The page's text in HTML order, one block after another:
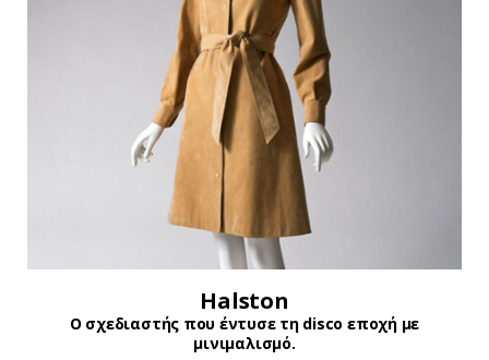
Halston
Ο σχεδιαστής που έντυσε τη disco εποχή με
μινιμαλισμό.